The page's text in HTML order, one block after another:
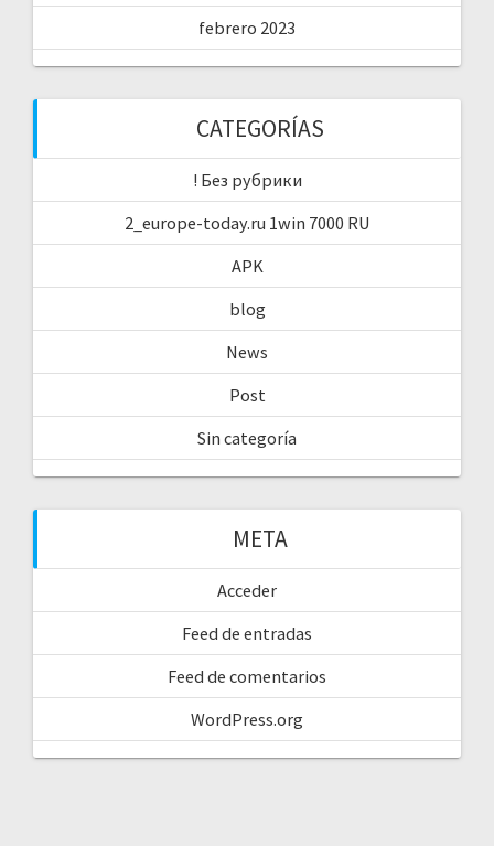
febrero 2023
CATEGORÍAS
! Без рубрики
2_europe-today.ru 1win 7000 RU
APK
blog
News
Post
Sin categoría
META
Acceder
Feed de entradas
Feed de comentarios
WordPress.org